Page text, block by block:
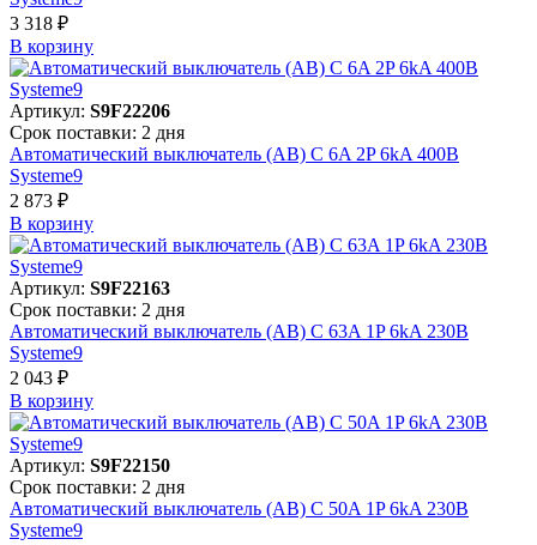
3 318 ₽
В корзинy
Артикул: S9F22206
Срок поставки: 2 дня
Автоматический выключатель (АВ) C 6A 2P 6kA 400В
Systeme9
2 873 ₽
В корзинy
Артикул: S9F22163
Срок поставки: 2 дня
Автоматический выключатель (АВ) C 63A 1P 6kA 230В
Systeme9
2 043 ₽
В корзинy
Артикул: S9F22150
Срок поставки: 2 дня
Автоматический выключатель (АВ) C 50A 1P 6kA 230В
Systeme9